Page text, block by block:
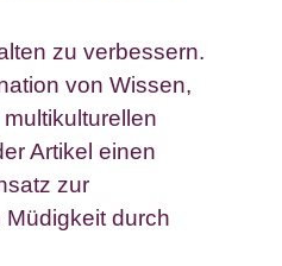
zu verbessern.
von Wissen,
Artikel einen
zur
durch